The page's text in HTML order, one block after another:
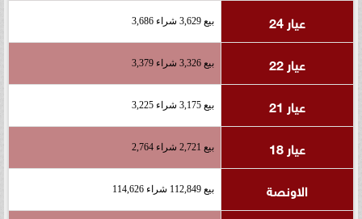
عيار 24
بيع 3,629 شراء 3,686
عيار 22 بيع 3,326 شراء 3,379
عيار 21 بيع 3,175 شراء 3,225
عيار 18 بيع 2,721 شراء 2,764
الاونصة بيع 112,849 شراء 114,626